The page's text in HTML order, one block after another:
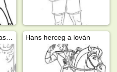
Kristoff és a rénszarvasa Sven Hans herceg a lován